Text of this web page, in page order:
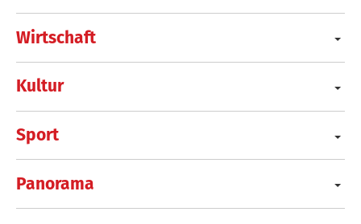
Wirtschaft
Kultur
Sport
Panorama